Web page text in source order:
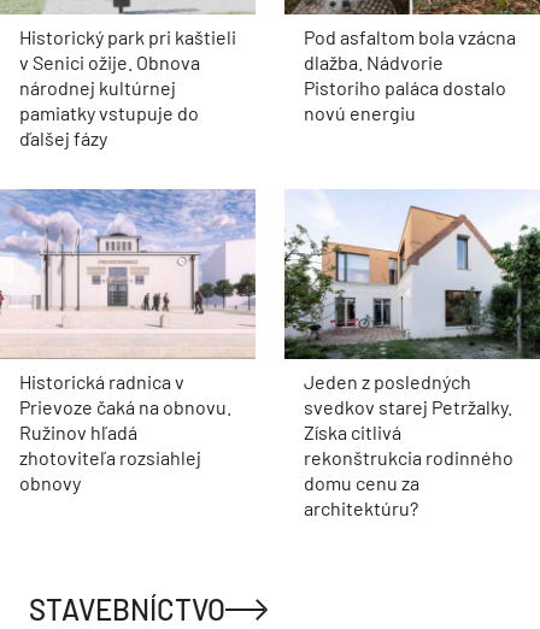
Historický park pri kaštieli
v Senici ožije. Obnova
národnej kultúrnej
pamiatky vstupuje do
ďalšej fázy
Pod asfaltom bola vzácna
dlažba. Nádvorie
Pistoriho paláca dostalo
novú energiu
Historická radnica v
Prievoze čaká na obnovu.
Ružinov hľadá
zhotoviteľa rozsiahlej
obnovy
Jeden z posledných
svedkov starej Petržalky.
Získa citlivá
rekonštrukcia rodinného
domu cenu za
architektúru?
STAVEBNÍCTVO